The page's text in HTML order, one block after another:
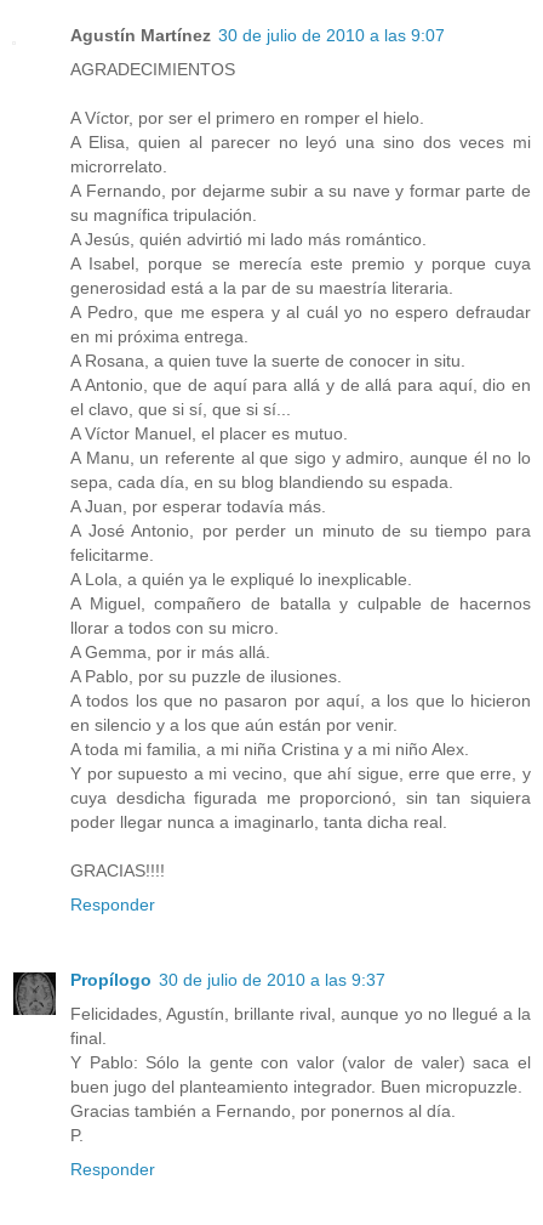
Agustín Martínez 30 de julio de 2010 a las 9:07
AGRADECIMIENTOS
A Víctor, por ser el primero en romper el hielo.
A Elisa, quien al parecer no leyó una sino dos veces mi
microrrelato.
A Fernando, por dejarme subir a su nave y formar parte de
su magnífica tripulación.
A Jesús, quién advirtió mi lado más romántico.
A Isabel, porque se merecía este premio y porque cuya
generosidad está a la par de su maestría literaria.
A Pedro, que me espera y al cuál yo no espero defraudar
en mi próxima entrega.
A Rosana, a quien tuve la suerte de conocer in situ.
A Antonio, que de aquí para allá y de allá para aquí, dio en
el clavo, que si sí, que si sí...
A Víctor Manuel, el placer es mutuo.
A Manu, un referente al que sigo y admiro, aunque él no lo
sepa, cada día, en su blog blandiendo su espada.
A Juan, por esperar todavía más.
A José Antonio, por perder un minuto de su tiempo para
felicitarme.
A Lola, a quién ya le expliqué lo inexplicable.
A Miguel, compañero de batalla y culpable de hacernos
llorar a todos con su micro.
A Gemma, por ir más allá.
A Pablo, por su puzzle de ilusiones.
A todos los que no pasaron por aquí, a los que lo hicieron
en silencio y a los que aún están por venir.
A toda mi familia, a mi niña Cristina y a mi niño Alex.
Y por supuesto a mi vecino, que ahí sigue, erre que erre, y
cuya desdicha figurada me proporcionó, sin tan siquiera
poder llegar nunca a imaginarlo, tanta dicha real.
GRACIAS!!!!
Responder
Propílogo 30 de julio de 2010 a las 9:37
Felicidades, Agustín, brillante rival, aunque yo no llegué a la
final.
Y Pablo: Sólo la gente con valor (valor de valer) saca el
buen jugo del planteamiento integrador. Buen micropuzzle.
Gracias también a Fernando, por ponernos al día.
P.
Responder